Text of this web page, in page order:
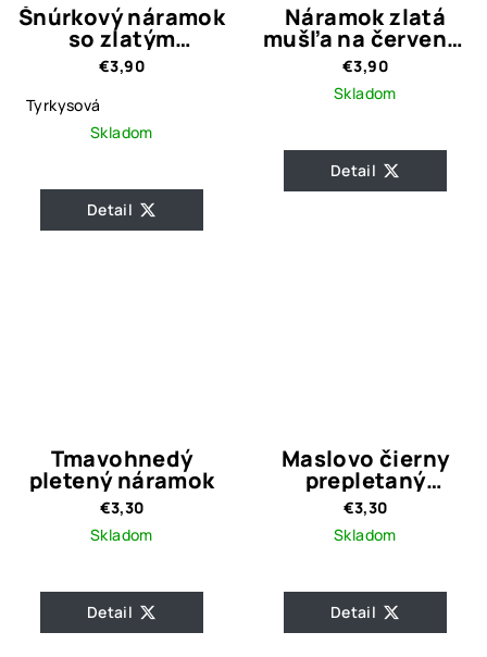
Šnúrkový náramok
so zlatým
srdiečkom / 6
farieb
€3,90
Tyrkysová
Skladom
Detail
Náramok zlatá
mušľa na červenej
gumičke
€3,90
Skladom
Detail
Tmavohnedý
pletený náramok
€3,30
Skladom
Detail
Maslovo čierny
prepletaný
náramok
€3,30
Skladom
Detail